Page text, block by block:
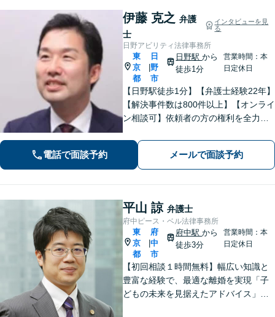
伊藤 克之 弁護
士
インタビューを見
る
日野アビリティ法律事務所
東
京
都
日
野
市
日野駅から
徒歩1分
営業時間：本
日定休日
【日野駅徒歩1分】【弁護士経験22年】
【解決事件数は800件以上】【オンライ
ン相談可】依頼者の方の権利を全力で
ます。しっかりと状況をお聞きしま
す。社会的に弱い立場にある方の味方
です。お早めにご相談ください。
電話で面談予約 メールで面談予約
平山 諒 弁護士
府中ピース・ベル法律事務所
東
京
都
府
中
市
府中駅から
徒歩3分
営業時間：本
日定休日
【初回相談１時間無料】幅広い知識と
豊富な経験で、最適な離婚を実現「子
どもの未来を見据えたアドバイス」